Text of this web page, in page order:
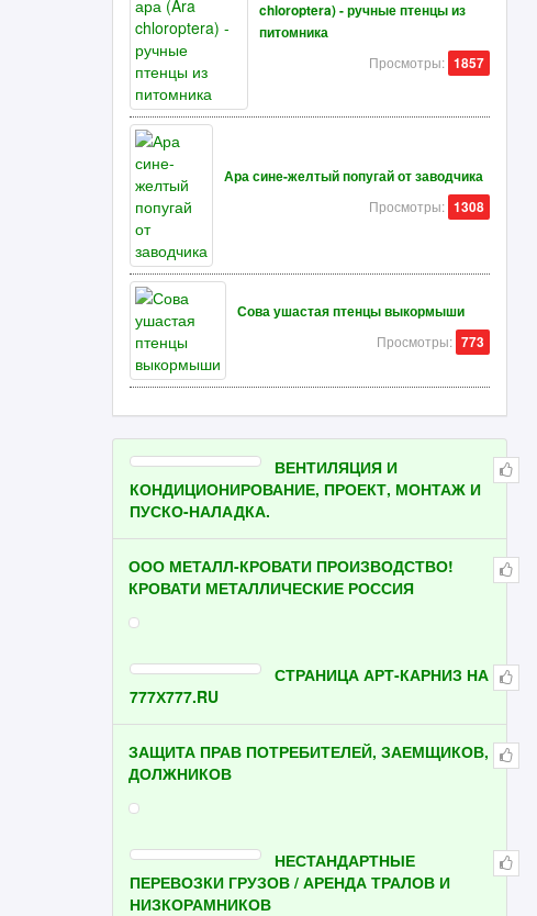
chloroptera) - ручные птенцы из
питомника
Просмотры: 1857
Ара сине-желтый попугай от заводчика
Просмотры: 1308
Сова ушастая птенцы выкормыши
Просмотры: 773
ВЕНТИЛЯЦИЯ И
КОНДИЦИОНИРОВАНИЕ, ПРОЕКТ, МОНТАЖ И
ПУСКО-НАЛАДКА.
ООО МЕТАЛЛ-КРОВАТИ ПРОИЗВОДСТВО!
КРОВАТИ МЕТАЛЛИЧЕСКИЕ РОССИЯ
СТРАНИЦА АРТ-КАРНИЗ НА
777Х777.RU
ЗАЩИТА ПРАВ ПОТРЕБИТЕЛЕЙ, ЗАЕМЩИКОВ,
ДОЛЖНИКОВ
НЕСТАНДАРТНЫЕ
ПЕРЕВОЗКИ ГРУЗОВ / АРЕНДА ТРАЛОВ И
НИЗКОРАМНИКОВ